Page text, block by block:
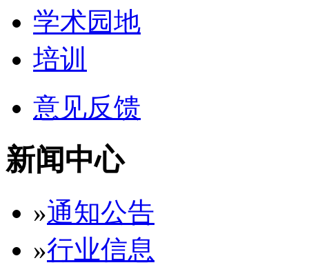
学术园地
培训
意见反馈
新闻中心
»通知公告
»行业信息